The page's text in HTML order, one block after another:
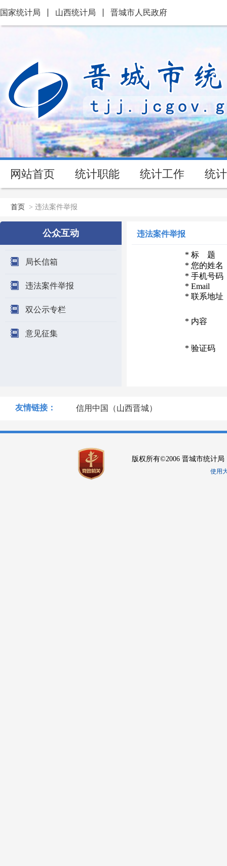
国家统计局 山西统计局 晋城市人民政府
网站首页 统计职能 统计工作 统
首页 > 违法案件举报
公众互动
局长信箱
违法案件举报
双公示专栏
意见征集
违法案件举报
* 标 题
* 您的姓名
* 手机号码
* Email
* 联系地址
* 内容
* 验证码
友情链接： 信用中国（山西晋城）
版权所有©2006 晋城市统计局
使用